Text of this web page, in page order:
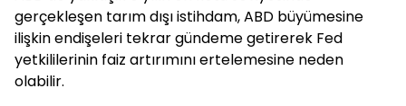
gerçekleşen tarım dışı istihdam, ABD büyümesine
ilişkin endişeleri tekrar gündeme getirerek Fed
yetkililerinin faiz artırımını ertelemesine neden
olabilir.